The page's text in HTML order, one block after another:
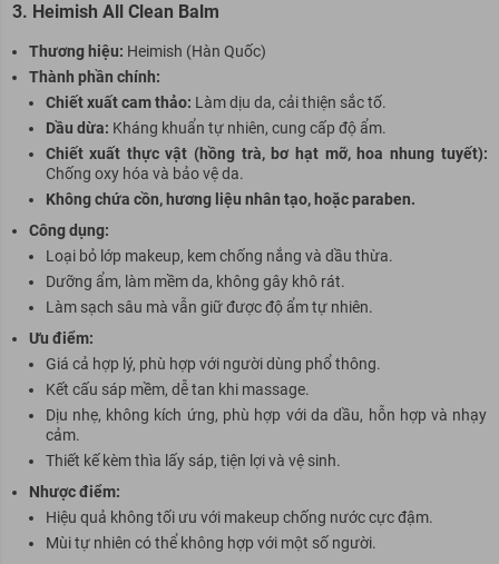
3. Heimish All Clean Balm
Thương hiệu: Heimish (Hàn Quốc)
Thành phần chính:
Chiết xuất cam thảo: Làm dịu da, cải thiện sắc tố.
Dầu dừa: Kháng khuẩn tự nhiên, cung cấp độ ẩm.
Chiết xuất thực vật (hồng trà, bơ hạt mỡ, hoa nhung tuyết):
Chống oxy hóa và bảo vệ da.
Không chứa cồn, hương liệu nhân tạo, hoặc paraben.
Công dụng:
Loại bỏ lớp makeup, kem chống nắng và dầu thừa.
Dưỡng ẩm, làm mềm da, không gây khô rát.
Làm sạch sâu mà vẫn giữ được độ ẩm tự nhiên.
Ưu điểm:
Giá cả hợp lý, phù hợp với người dùng phổ thông.
Kết cấu sáp mềm, dễ tan khi massage.
Dịu nhẹ, không kích ứng, phù hợp với da dầu, hỗn hợp và nhạy
cảm.
Thiết kế kèm thìa lấy sáp, tiện lợi và vệ sinh.
Nhược điểm:
Hiệu quả không tối ưu với makeup chống nước cực đậm.
Mùi tự nhiên có thể không hợp với một số người.